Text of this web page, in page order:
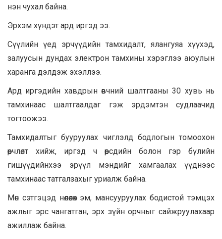
нэн чухал байна.
Эрхэм хүндэт ард иргэд ээ.
Сүүлийн үед эрчүүдийн тамхидалт, ялангуяа хүүхэд,
залуусын дундах электрон тамхины хэрэглээ аюулын
харанга дэлдэж эхэллээ.
Ард иргэдийн хавдрын өвчний шалтгааны 30 хувь нь
тамхинаас шалтгаалдаг гэж эрдэмтэн судлаачид
тогтоожээ.
Тамхидалтыг бууруулах чиглэлд бодлогын томоохон
өөрчлөлт хийж, иргэд ч өөрсдийн болон гэр бүлийн
гишүүдийнхээ эрүүл мэндийг хамгаалах үүднээс
тамхинаас татгалзахыг уриалж байна.
Мөн сэтгэцэд нөлөөлөх эм, мансууруулах бодистой тэмцэх
ажлыг эрс чангатган, эрх зүйн орчныг сайжруулахаар
ажиллаж байна.